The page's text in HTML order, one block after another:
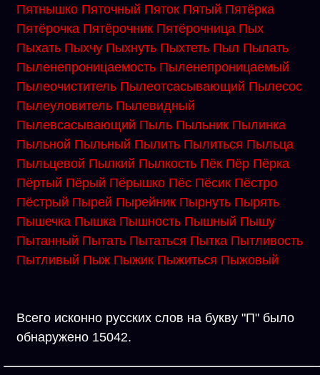
Пятнышко Пяточный Пяток Пятый Пятёрка
Пятёрочка Пятёрочник Пятёрочница Пых
Пыхать Пыхчу Пыхнуть Пыхтеть Пыл Пылать
Пыленепроницаемость Пыленепроницаемый
Пылеочиститель Пылеотсасывающий Пылесос
Пылеуловитель Пылевидный
Пылевсасывающий Пыль Пыльник Пылинка
Пыльной Пыльный Пылить Пылиться Пыльца
Пыльцевой Пылкий Пылкость Пёк Пёр Пёрка
Пёртый Пёрый Пёрышко Пёс Пёсик Пёстро
Пёстрый Пырей Пырейник Пырнуть Пырять
Пышечка Пышка Пышность Пышный Пышу
Пытанный Пытать Пытаться Пытка Пытливость
Пытливый Пыж Пыжик Пыжиться Пыжовый
Всего исконно русских слов на букву "П" было
обнаружено 15042.